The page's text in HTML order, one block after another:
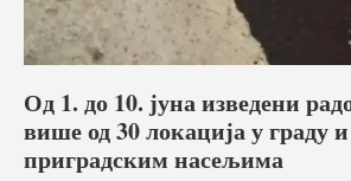
Од 1. до 10. јуна изведени
више од 30 локација у граду и
приградским насељима